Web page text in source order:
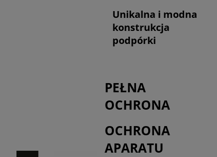
Unikalna i modna
konstrukcja
podpórki
PEŁNA
OCHRONA
OCHRONA
APARATU